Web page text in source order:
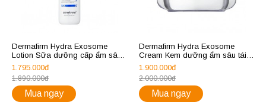
Dermafirm Hydra Exosome
Lotion Sữa dưỡng cấp ẩm sâu
tái sinh làn da 200ml
1.795.000đ
1.890.000đ
Mua ngay
Dermafirm Hydra Exosome
Cream Kem dưỡng ẩm sâu tái
sinh làn da 50ml
1.900.000đ
2.000.000đ
Mua ngay